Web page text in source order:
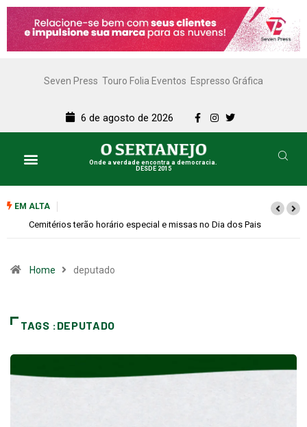
Seven Press Touro Folia Eventos Espresso Gráfica
6 de agosto de 2026
Onde a verdade encontra a democracia.
DESDE 2015
EM ALTA Cemitérios terão horário especial e missas no Dia dos Pais